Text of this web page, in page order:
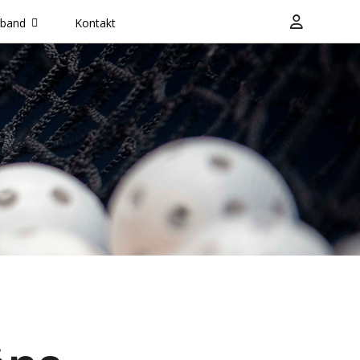
Kontakt